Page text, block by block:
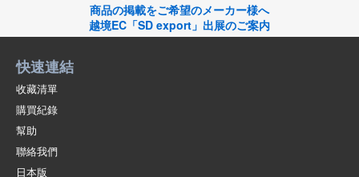
商品の掲載をご希望のメーカー様へ
越境EC「SD export」出展のご案内
快速連結
收藏清單
購買紀錄
幫助
聯絡我們
日本版